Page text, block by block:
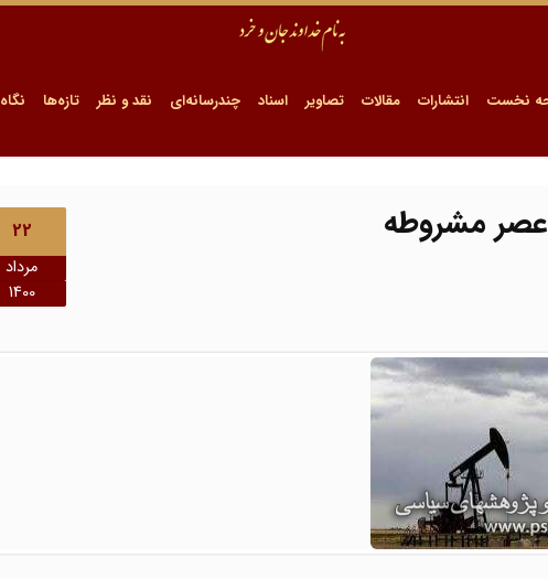
نخست انتشارات مقالات تصاویر اسناد چندرسانه‌ای نقد و نظر تازه‌ها
22
مرداد
1400
عصر مشروطه